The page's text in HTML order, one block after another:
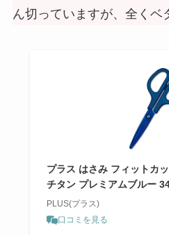
ん切っていますが、全くベ
プラス はさみ フィットカ
チタン プレミアムブルー
PLUS(プラス)
口コミを見る